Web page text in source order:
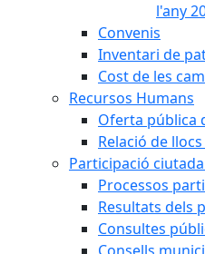
l'any
Convenis
Inventari de
Cost de les
Recursos Humans
Oferta pública
Relació de
Participació
Processos
Resultats dels
Consultes